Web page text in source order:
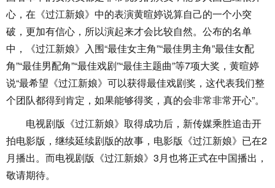
心，在《过江新娘》中的表演黄暄婷说算自己的一个小突
破，更加有信心，所以演起来才会比较自然。公布的名单
中，《过江新娘》入围“最佳女主角”“最佳男主角”最佳女配
角”“最佳男配角”“最佳戏剧”“最佳主题曲”等7项大奖，黄暄婷
说“最希望《过江新娘》可以获得最佳戏剧奖，这代表我们整
个团队都得到肯定，如果能够得奖，真的会非常非常开心”。
电视剧版《过江新娘》取得成功后，新传媒乘胜追击开
拍电影版，继续延续剧版的故事，电影版《过江新娘》已在2
月播出。而电视剧版《过江新娘》3月也将正式在中国播出，
敬请期待。